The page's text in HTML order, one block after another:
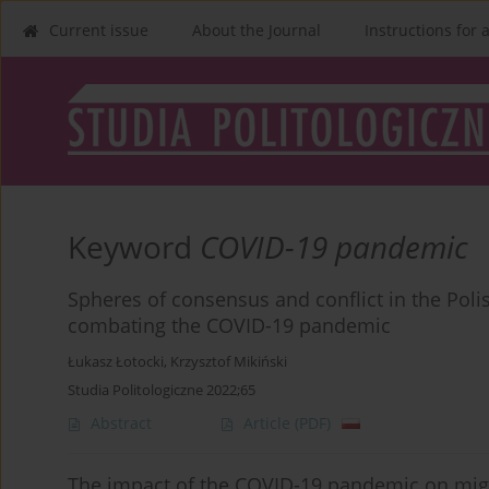
Current issue About the Journal Instructions for
Keyword COVID-19 pandemic
Spheres of consensus and conflict in the
combating the COVID-19 pandemic
Łukasz Łotocki, Krzysztof Mikiński
Studia Politologiczne 2022;65
Abstract Article (PDF)